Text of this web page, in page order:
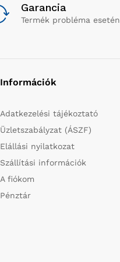
Garancia
Termék probléma esetén
Információk
Adatkezelési tájékoztató
Üzletszabályzat (ÁSZF)
Elállási nyilatkozat
Szállítási információk
A fiókom
Pénztár